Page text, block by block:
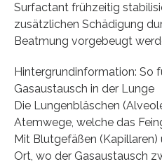
Surfactant frühzeitig
zusätzlichen Schädigung
Beatmung vorgebeugt
Hintergrundinformation: So
Gasaustausch in der Lunge
Die Lungenbläschen
Atemwege, welche das
Mit Blutgefäßen (Kapillaren)
Ort, wo der Gasaustausch